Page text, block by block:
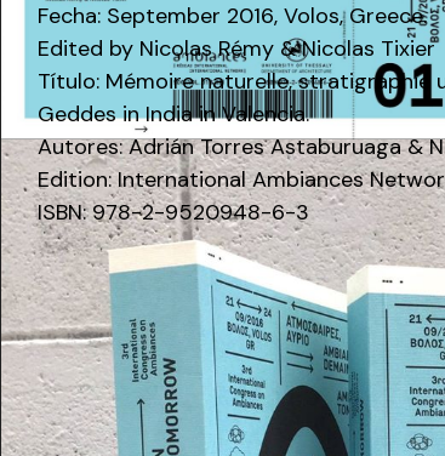
Fecha: September 2016, Volos, Greece.
Edited by Nicolas Rémy & Nicolas Tixier
Título: Mémoire naturelle, stratigraphie
Geddes in India in Valencia.
Autores: Adrián Torres Astaburuaga &
Edition: International Ambiances
ISBN: 978-2-9520948-6-3